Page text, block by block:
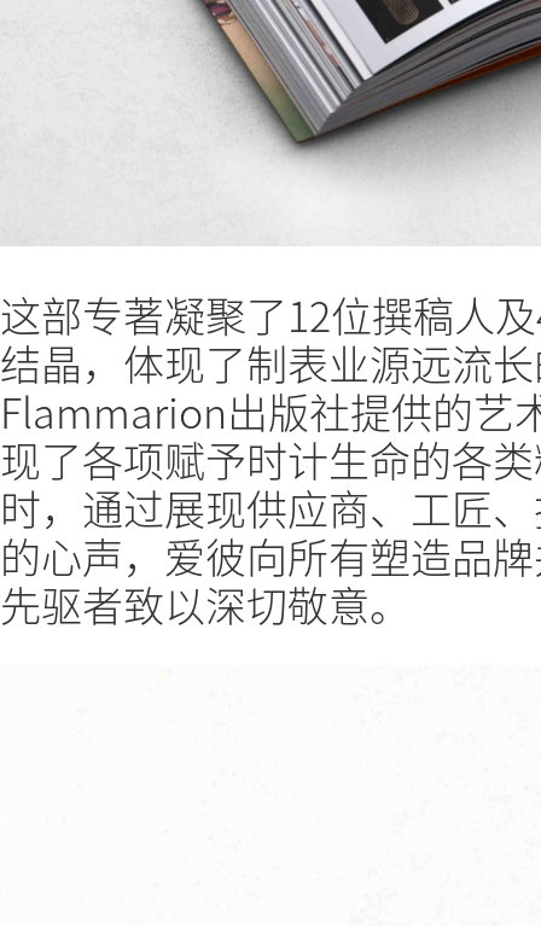
这部专著凝聚了12位撰稿人
结晶，体现了制表业源远流
Flammarion出版社提供的艺
现了各项赋予时计生命的各
时，通过展现供应商、工匠
的心声，爱彼向所有塑造品
先驱者致以深切敬意。